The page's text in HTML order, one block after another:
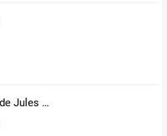
Les miaous de Jules Félix